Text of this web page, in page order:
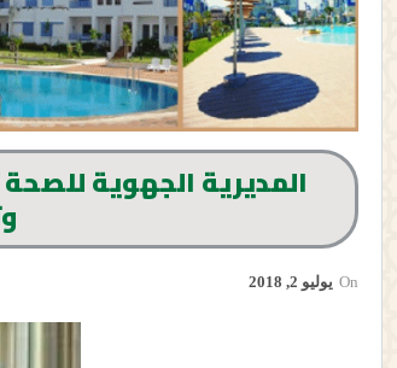
المديرية الجهوية
On يوليو 2, 2018